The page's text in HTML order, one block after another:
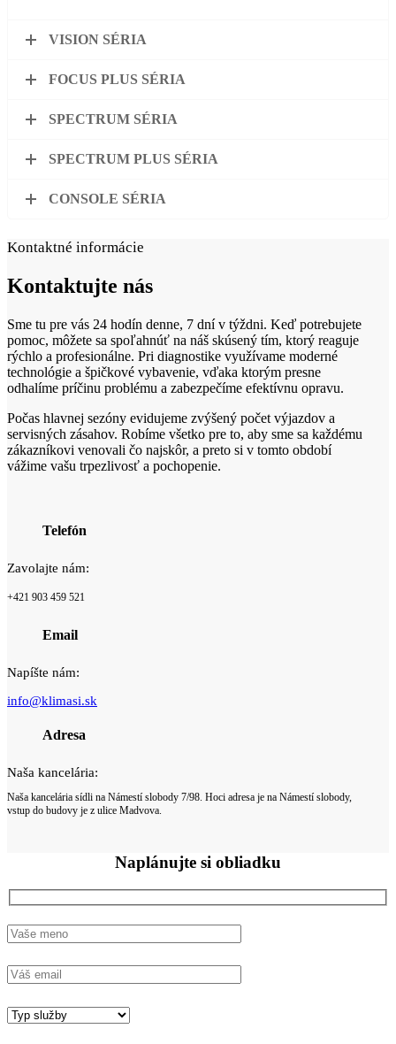
VISION SÉRIA
FOCUS PLUS SÉRIA
SPECTRUM SÉRIA
SPECTRUM PLUS SÉRIA
CONSOLE SÉRIA
Kontaktné informácie
Kontaktujte nás
Sme tu pre vás 24 hodín denne, 7 dní v týždni. Keď potrebujete
pomoc, môžete sa spoľahnúť na náš skúsený tím, ktorý reaguje
rýchlo a profesionálne. Pri diagnostike využívame moderné
technológie a špičkové vybavenie, vďaka ktorým presne
odhalíme príčinu problému a zabezpečíme efektívnu opravu.
Počas hlavnej sezóny evidujeme zvýšený počet výjazdov a
servisných zásahov. Robíme všetko pre to, aby sme sa každému
zákazníkovi venovali čo najskôr, a preto si v tomto období
vážime vašu trpezlivosť a pochopenie.
Telefón
Zavolajte nám:
+421 903 459 521
Email
Napíšte nám:
info@klimasi.sk
Adresa
Naša kancelária:
Naša kancelária sídli na Námestí slobody 7/98. Hoci adresa je na Námestí slobody,
vstup do budovy je z ulice Madvova.
Naplánujte si obliadku